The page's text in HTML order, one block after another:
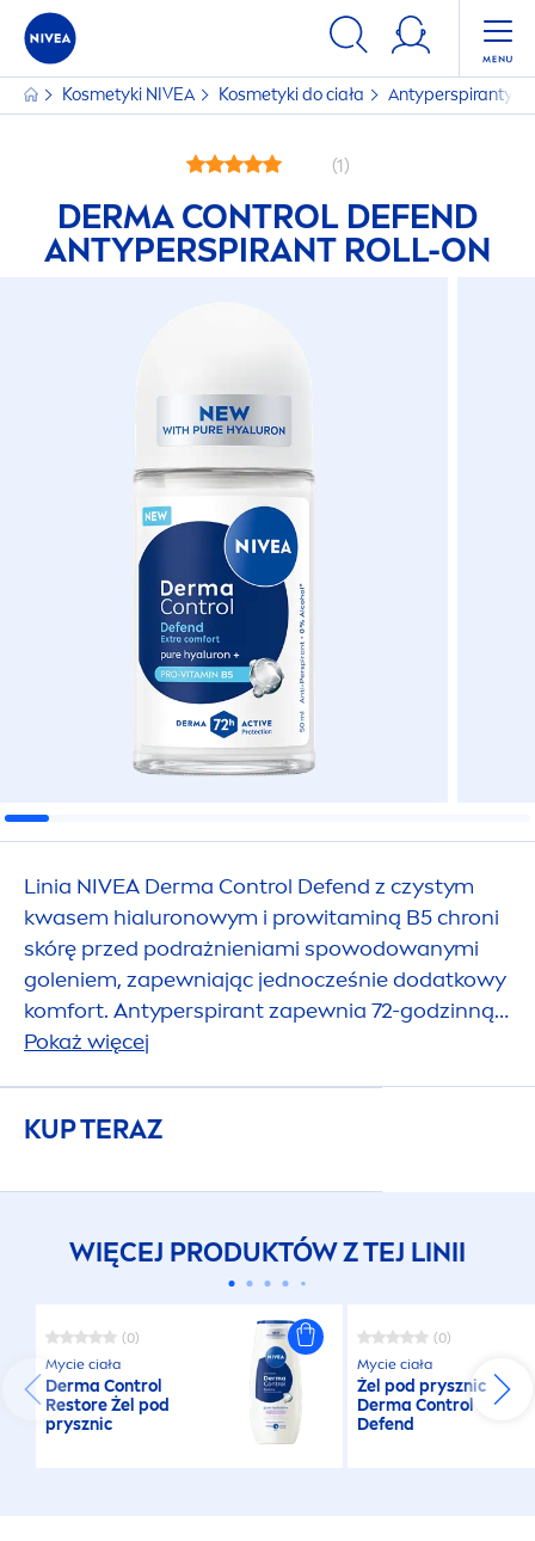
Kosmetyki NIVEA Kosmetyki do ciała Antyperspiranty
(1)
DERMA CONTROL DEFEND
ANTYPERSPIRANT ROLL-ON
Linia NIVEA Derma Control Defend z czystym
kwasem hialuronowym i prowitaminą B5 chroni
skórę przed podrażnieniami spowodowanymi
goleniem, zapewniając jednocześnie dodatkowy
komfort. Antyperspirant zapewnia 72-godzinną
ochronę przed potem i nieprzyjemnym
Pokaż więcej
KUP TERAZ
WIĘCEJ PRODUKTÓW Z TEJ LINII
(0)
Mycie ciała
Derma Control
Restore Żel pod
prysznic
(0)
Mycie ciała
Żel pod prysznic
Derma Control
Defend